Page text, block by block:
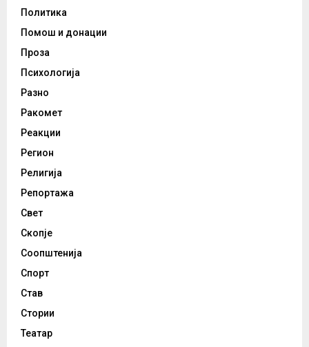
Политика
Помош и донации
Проза
Психологија
Разно
Ракомет
Реакции
Регион
Религија
Репортажа
Свет
Скопје
Соопштенија
Спорт
Став
Стории
Театар